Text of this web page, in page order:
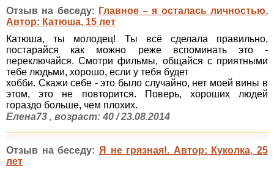
Отзыв на беседу: Главное – я осталась личностью.
Автор: Катюша, 15 лет
Катюша, ты молодец! Ты всё сделала правильно,
постарайся как можно реже вспоминать это -
переключайся. Смотри фильмы, общайся с приятными
тебе людьми, хорошо, если у тебя будет
хобби. Скажи себе - это было случайно, нет моей вины в
этом, это не повторится. Поверь, хороших людей
гораздо больше, чем плохих.
Елена73 , возраст: 40 / 23.08.2014
Отзыв на беседу: Я не грязная!. Автор: Куколка, 25
лет